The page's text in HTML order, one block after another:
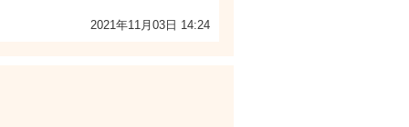
2021年11月03日 14:24